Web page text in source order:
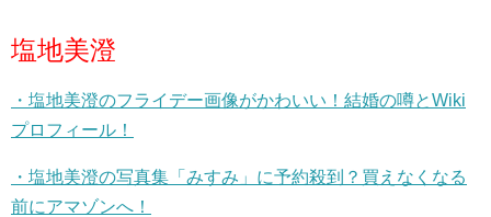
塩地美澄
・塩地美澄のフライデー画像がかわいい！結婚の噂とWiki
プロフィール！
・塩地美澄の写真集「みすみ」に予約殺到？買えなくなる
前にアマゾンへ！